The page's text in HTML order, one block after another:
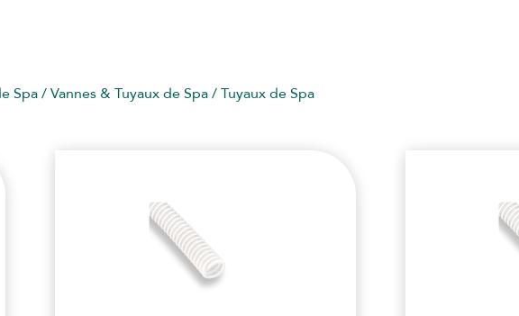
Spa/Vannes & Tuyaux de Spa/ Tuyaux de Spa